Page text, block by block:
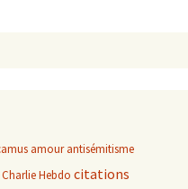
amour antisémitisme
Charlie Hebdo citations